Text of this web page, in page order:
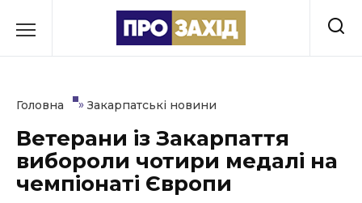
до
Культура
Освіта
Головна » Закарпатські новини
Ветерани із Закарпаття
вибороли чотири медалі на
чемпіонаті Європи